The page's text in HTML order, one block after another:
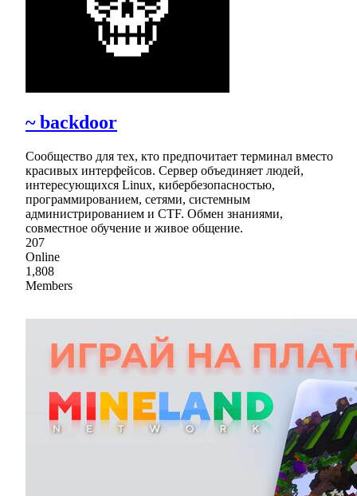
~ backdoor
Сообщество для тех, кто предпочитает терминал вместо
красивых интерфейсов. Сервер объединяет людей,
интересующихся Linux, кибербезопасностью,
программированием, сетями, системным
администрированием и CTF. Обмен знаниями,
совместное обучение и живое общение.
207
Online
1,808
Members